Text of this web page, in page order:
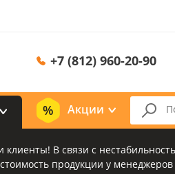
+7 (812) 960-20-90
Акции
В связи с
продукции у